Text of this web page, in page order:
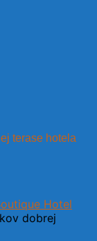
terase hotela
Hotel
dobrej